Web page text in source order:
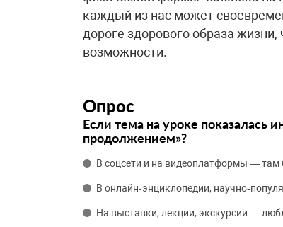
каждый из нас может
дороге здорового образа
возможности.
Опрос
Если тема на уроке показалась
продолжением»?
В соцсети и на видеоплатформы — там
В онлайн‑энциклопедии,
На выставки, лекции, экскурсии —